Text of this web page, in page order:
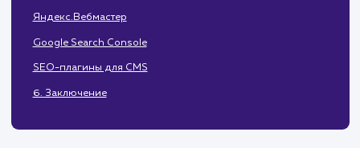
4. Ошибки и распространенные проблемы при работе с
Meta Description